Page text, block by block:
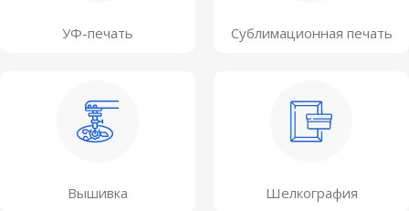
УФ-печать Сублимационная печать
Вышивка Шелкография